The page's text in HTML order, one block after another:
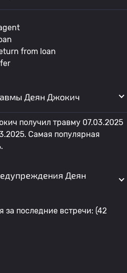
from loan
Деян Джокич
получил травму 07.03.2025
Самая популярная
Деян
последние встречи: (42